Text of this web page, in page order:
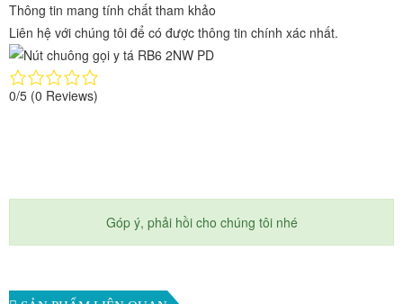
Thông tin mang tính chất tham khảo
Liên hệ với chúng tôi để có được thông tin chính xác nhất.
0/5 (0 Reviews)
Góp ý, phải hồi cho chúng tôi nhé